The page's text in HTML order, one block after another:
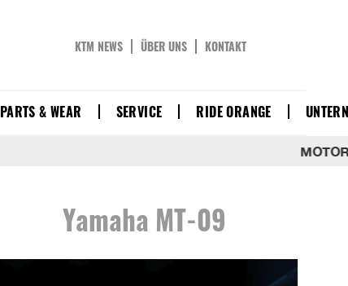
KTM NEWS ÜBER UNS KONTAKT
PARTS & WEAR SERVICE RIDE ORANGE
Yamaha MT-09